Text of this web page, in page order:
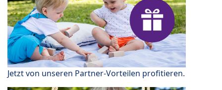
Jetzt von unseren Partner-Vorteilen profitieren.